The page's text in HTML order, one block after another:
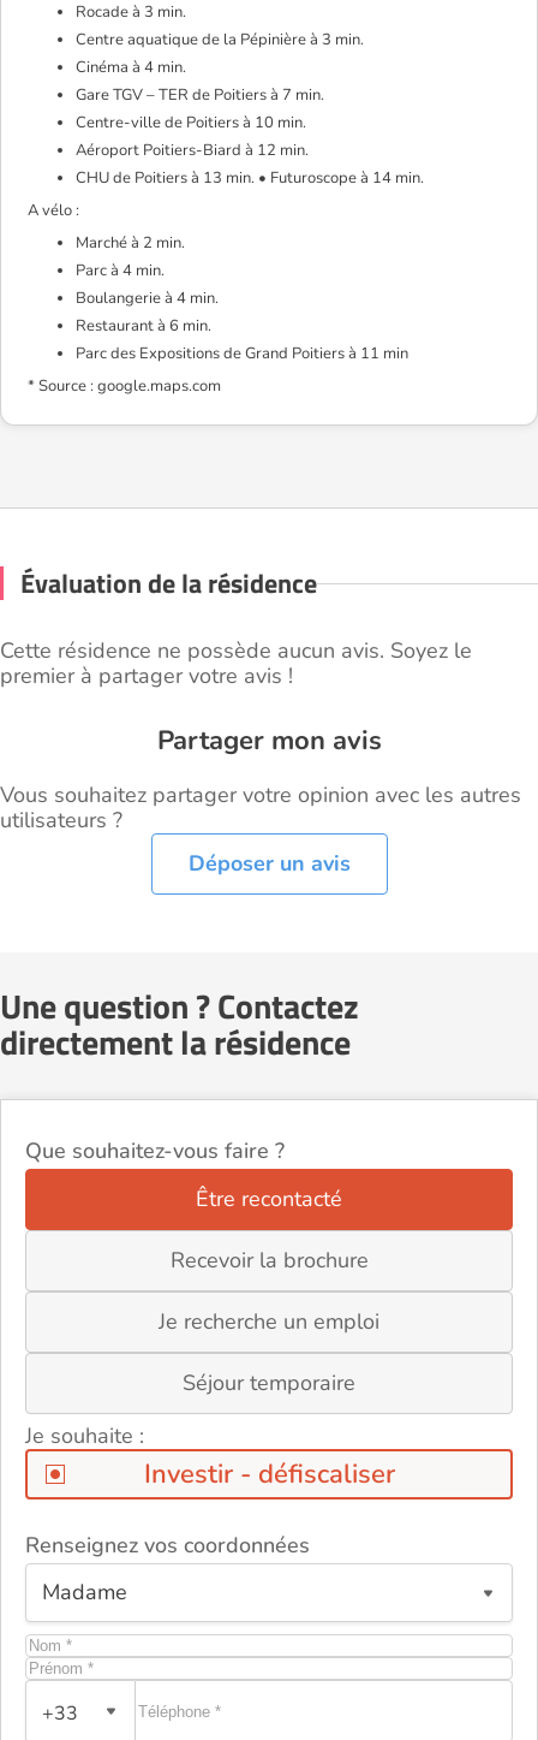
Rocade à 3 min.
Centre aquatique de la Pépinière à 3 min.
Cinéma à 4 min.
Gare TGV – TER de Poitiers à 7 min.
Centre-ville de Poitiers à 10 min.
Aéroport Poitiers-Biard à 12 min.
CHU de Poitiers à 13 min. • Futuroscope à 14 min.
A vélo :
Marché à 2 min.
Parc à 4 min.
Boulangerie à 4 min.
Restaurant à 6 min.
Parc des Expositions de Grand Poitiers à 11 min
* Source : google.maps.com
Évaluation de la résidence
Cette résidence ne possède aucun avis. Soyez le
premier à partager votre avis !
Partager mon avis
Vous souhaitez partager votre opinion avec les autres
utilisateurs ?
Déposer un avis
Une question ? Contactez
directement la résidence
Que souhaitez-vous faire ?
Être recontacté
Recevoir la brochure
Je recherche un emploi
Séjour temporaire
Je souhaite :
Investir - défiscaliser
Renseignez vos coordonnées
+33
ou